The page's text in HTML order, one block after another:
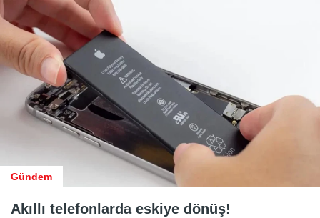
Gündem
Akıllı telefonlarda eskiye dönüş!